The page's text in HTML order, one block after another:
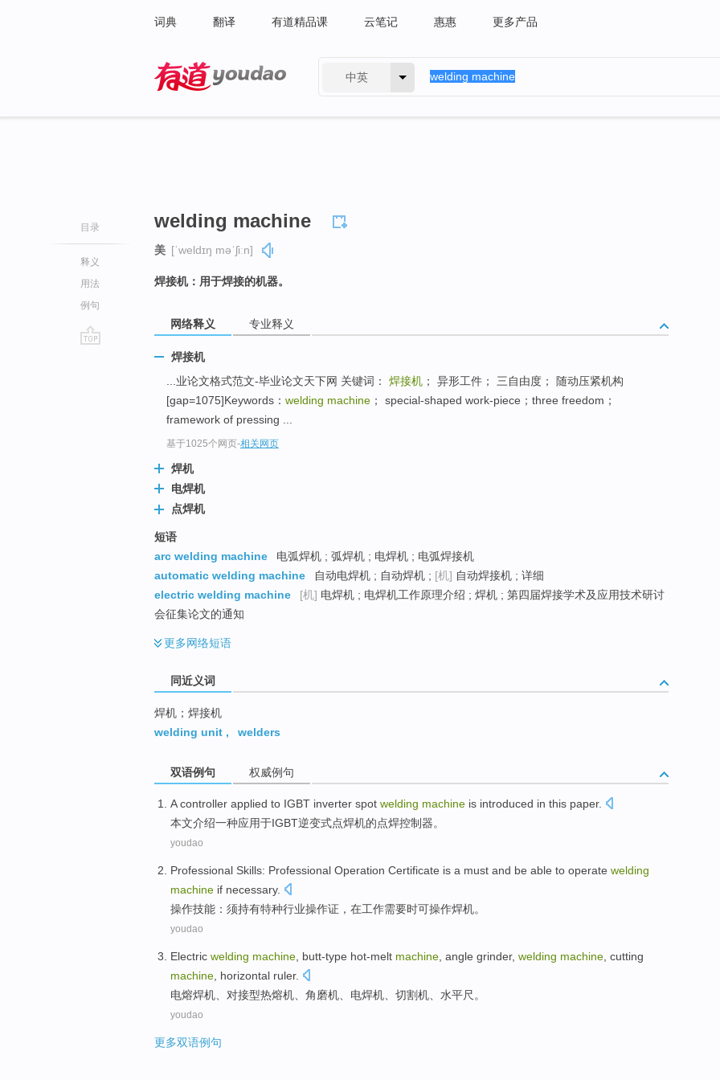
词典 翻译 有道精品课 云笔记 惠惠 更多产品
中英
目录
释义
用法
例句
welding machine
美 [ˈweldɪŋ məˈʃiːn]
焊接机：用于焊接的机器。
网络释义 专业释义
焊接机
...业论文格式范文-毕业论文天下网 关键词： 焊接机 ； 异形工件； 三自由度； 随动压紧机构
[gap=1075]Keywords： welding machine ； special-shaped work-piece；three freedom；
framework of pressing ...
基于1025个网页-相关网页
焊机
电焊机
点焊机
短语
arc welding machine
电弧焊机 ; 弧焊机 ; 电焊机 ; 电弧焊接机
automatic welding machine
自动电焊机 ; 自动焊机 ; [机] 自动焊接机 ; 详细
electric welding machine
[机] 电焊机 ; 电焊机工作原理介绍 ; 焊机 ; 第四届焊接学术及应用技术研讨
会征集论文的通知
更多网络短语
同近义词
焊机；焊接机
welding unit , welders
双语例句 权威例句
A controller applied to IGBT inverter spot welding machine is introduced in this paper.
本文介绍一种应用于IGBT逆变式点焊机的点焊控制器。
youdao
Professional Skills: Professional Operation Certificate is a must and be able to operate welding
machine if necessary.
操作技能 ： 须持有特种行业操作证 ， 在工作需要时可操作焊机。
youdao
Electric welding machine butt-type hot-melt machine angle grinder, welding machine cutting
machine horizontal ruler.
电熔焊机 对接型热熔机、 角磨机 电焊机 切割机 水平尺 。
youdao
更多双语例句